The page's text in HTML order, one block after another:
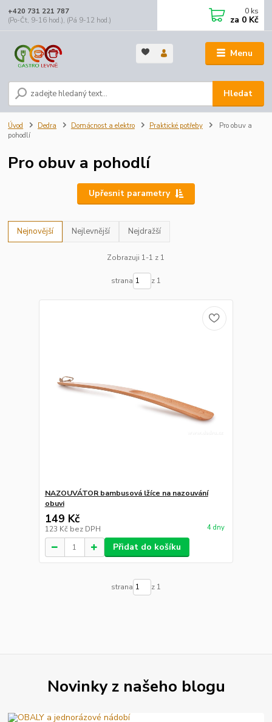
Menu
Hledat
+420 731 221 787
(Po-Čt, 9-16 hod.), (Pá 9-12 hod.)
0 ks
za 0 Kč
Úvod Dedra Domácnost a elektro Praktické potřeby
Pro obuv a
pohodlí
Pro obuv a pohodlí
Upřesnit parametry
Nejnovější Nejlevnější Nejdražší
Zobrazuji 1-1 z 1
strana z 1
NAZOUVÁTOR bambusová lžíce na nazouvání
obuvi
149 Kč
123 Kč bez DPH 4 dny
Přidat do košíku
strana z 1
Novinky z našeho blogu